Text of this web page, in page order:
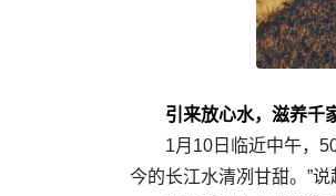
引来放心水，滋养千
1月10日临近中午，
今的长江水清冽甘甜。”说